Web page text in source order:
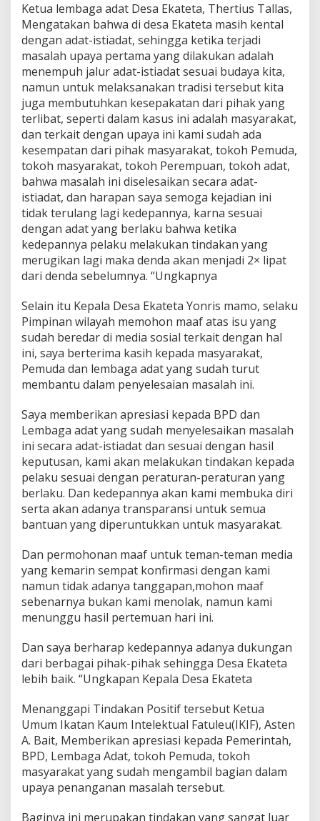
Ketua lembaga adat Desa Ekateta, Thertius Tallas,
Mengatakan bahwa di desa Ekateta masih kental
dengan adat-istiadat, sehingga ketika terjadi
masalah upaya pertama yang dilakukan adalah
menempuh jalur adat-istiadat sesuai budaya kita,
namun untuk melaksanakan tradisi tersebut kita
juga membutuhkan kesepakatan dari pihak yang
terlibat, seperti dalam kasus ini adalah masyarakat,
dan terkait dengan upaya ini kami sudah ada
kesempatan dari pihak masyarakat, tokoh Pemuda,
tokoh masyarakat, tokoh Perempuan, tokoh adat,
bahwa masalah ini diselesaikan secara adat-
istiadat, dan harapan saya semoga kejadian ini
tidak terulang lagi kedepannya, karna sesuai
dengan adat yang berlaku bahwa ketika
kedepannya pelaku melakukan tindakan yang
merugikan lagi maka denda akan menjadi 2× lipat
dari denda sebelumnya. “Ungkapnya
Selain itu Kepala Desa Ekateta Yonris mamo, selaku
Pimpinan wilayah memohon maaf atas isu yang
sudah beredar di media sosial terkait dengan hal
ini, saya berterima kasih kepada masyarakat,
Pemuda dan lembaga adat yang sudah turut
membantu dalam penyelesaian masalah ini.
Saya memberikan apresiasi kepada BPD dan
Lembaga adat yang sudah menyelesaikan masalah
ini secara adat-istiadat dan sesuai dengan hasil
keputusan, kami akan melakukan tindakan kepada
pelaku sesuai dengan peraturan-peraturan yang
berlaku. Dan kedepannya akan kami membuka diri
serta akan adanya transparansi untuk semua
bantuan yang diperuntukkan untuk masyarakat.
Dan permohonan maaf untuk teman-teman media
yang kemarin sempat konfirmasi dengan kami
namun tidak adanya tanggapan,mohon maaf
sebenarnya bukan kami menolak, namun kami
menunggu hasil pertemuan hari ini.
Dan saya berharap kedepannya adanya dukungan
dari berbagai pihak-pihak sehingga Desa Ekateta
lebih baik. “Ungkapan Kepala Desa Ekateta
Menanggapi Tindakan Positif tersebut Ketua
Umum Ikatan Kaum Intelektual Fatuleu(IKIF), Asten
A. Bait, Memberikan apresiasi kepada Pemerintah,
BPD, Lembaga Adat, tokoh Pemuda, tokoh
masyarakat yang sudah mengambil bagian dalam
upaya penanganan masalah tersebut.
Baginya ini merupakan tindakan yang sangat luar